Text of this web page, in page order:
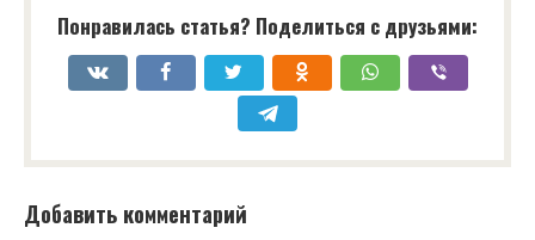
Понравилась статья? Поделиться с друзьями:
Добавить комментарий